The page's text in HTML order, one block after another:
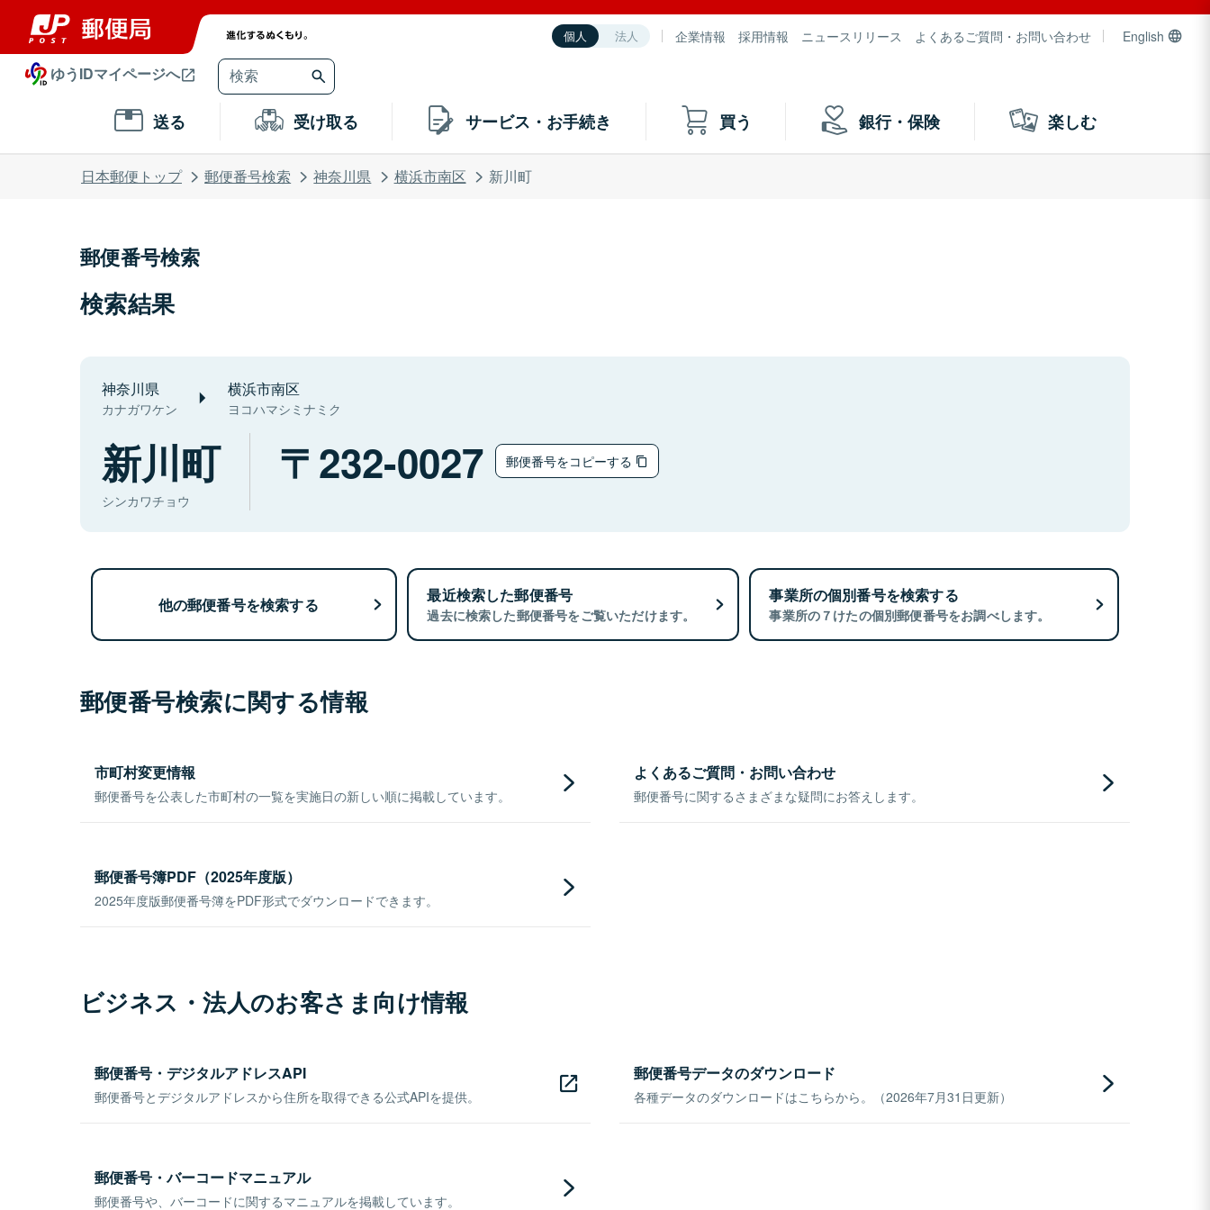
個人 法人 企業情報 採用情報 ニュースリリース よくあるご質問・お問い合わせ English
ゆうIDマイページへ
送る 受け取る サービス・お手続き 買う 銀行・保険 楽しむ
日本郵便トップ 郵便番号検索 神奈川県 横浜市南区 新川町
郵便番号検索
検索結果
神奈川県
カナガワケン
横浜市南区
ヨコハマシミナミク
新川町
シンカワチョウ
232-0027 郵便番号をコピーする
他の郵便番号を検索する 最近検索した郵便番号
過去に検索した郵便番号をご覧いただけます。
事業所の個別番号を検索する
事業所の７けたの個別郵便番号をお調べします。
郵便番号検索に関する情報
市町村変更情報
郵便番号を公表した市町村の一覧を実施日の新しい順に掲載しています。
よくあるご質問・お問い合わせ
郵便番号に関するさまざまな疑問にお答えします。
郵便番号簿PDF（2025年度版）
2025年度版郵便番号簿をPDF形式でダウンロードできます。
ビジネス・法人のお客さま向け情報
郵便番号・デジタルアドレスAPI
郵便番号とデジタルアドレスから住所を取得できる公式APIを提供。
郵便番号データのダウンロード
各種データのダウンロードはこちらから。（2026年7月31日更新）
郵便番号・バーコードマニュアル
郵便番号や、バーコードに関するマニュアルを掲載しています。